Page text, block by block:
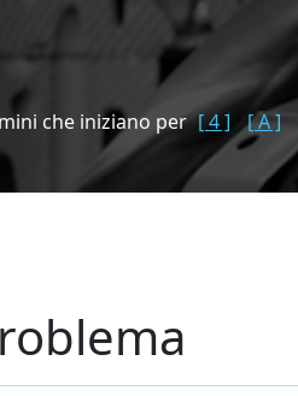
che iniziano per [ 4 ] [ A ]